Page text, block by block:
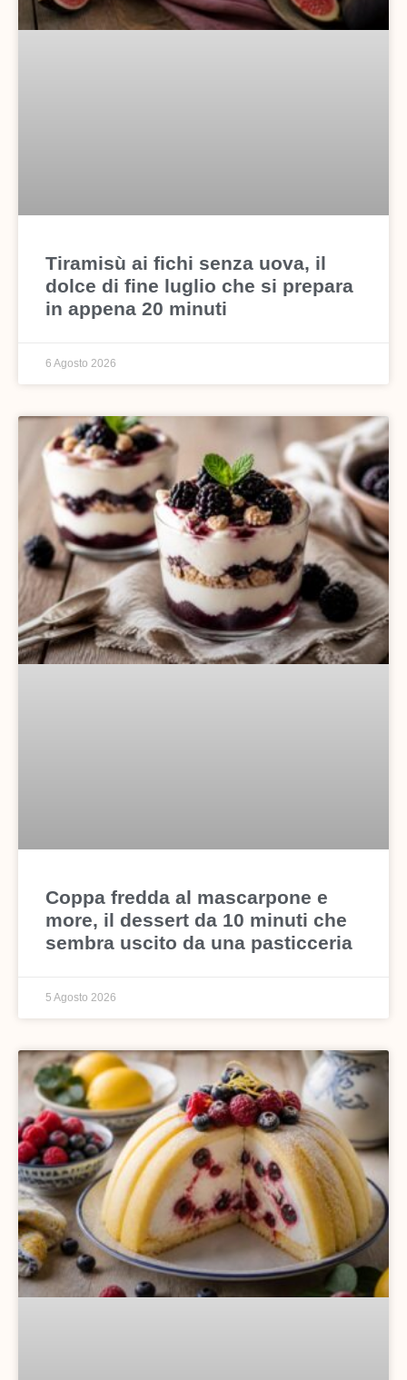
Tiramisù ai fichi senza uova, il
dolce di fine luglio che si prepara
in appena 20 minuti
6 Agosto 2026
Coppa fredda al mascarpone e
more, il dessert da 10 minuti che
sembra uscito da una pasticceria
5 Agosto 2026